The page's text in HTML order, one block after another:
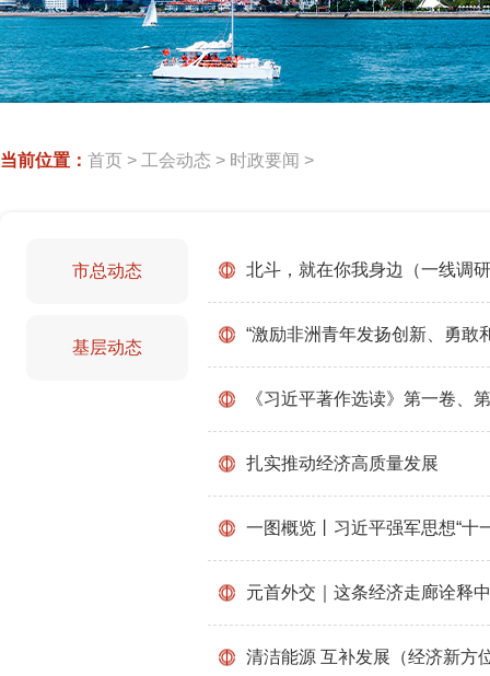
当前位置： 首页 > 工会动态 > 时政要闻 >
市总动态
基层动态
北斗，就在你我身边（一线调
“激励非洲青年发扬创新、勇敢
《习近平著作选读》第一卷、
扎实推动经济高质量发展
一图概览丨习近平强军思想“十
元首外交｜这条经济走廊诠释
清洁能源 互补发展（经济新方